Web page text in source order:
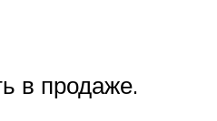
в продаже.